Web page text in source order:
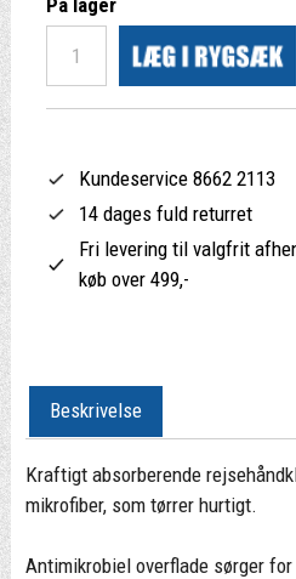
På lager
Kundeservice 8662 2113
14 dages fuld returret
Fri levering til valgfrit
køb over 499,-
Beskrivelse
Kraftigt absorberende
mikrofiber, som tørrer hurtigt.
Antimikrobiel overflade sørger